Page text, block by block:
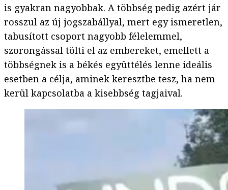
is gyakran nagyobbak. A többség pedig azért jár
rosszul az új jogszabállyal, mert egy ismeretlen,
tabusított csoport nagyobb félelemmel,
szorongással tölti el az embereket, emellett a
többségnek is a békés együttélés lenne ideális
esetben a célja, aminek keresztbe tesz, ha nem
kerül kapcsolatba a kisebbség tagjaival.